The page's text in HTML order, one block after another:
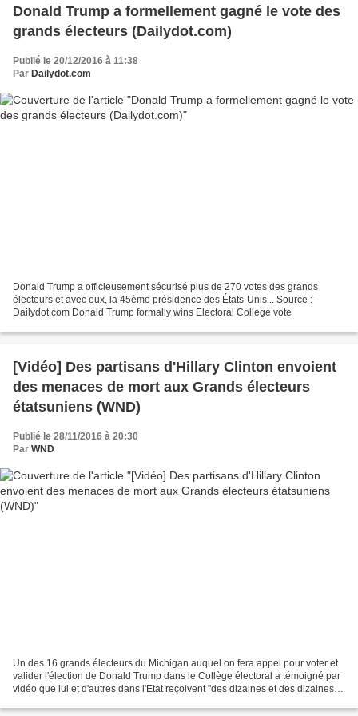
Donald Trump a formellement gagné le vote des
grands électeurs (Dailydot.com)
Publié le 20/12/2016 à 11:38
Par Dailydot.com
Donald Trump a officieusement sécurisé plus de 270 votes des grands
électeurs et avec eux, la 45ème présidence des États-Unis... Source :-
Dailydot.com Donald Trump formally wins Electoral College vote
[Vidéo] Des partisans d'Hillary Clinton envoient
des menaces de mort aux Grands électeurs
étatsuniens (WND)
Publié le 28/11/2016 à 20:30
Par WND
Un des 16 grands électeurs du Michigan auquel on fera appel pour voter et
valider l'élection de Donald Trump dans le Collège électoral a témoigné par
vidéo que lui et d'autres dans l'Etat reçoivent "des dizaines et des dizaines